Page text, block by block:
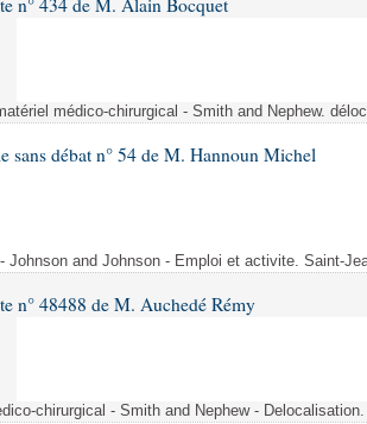
des lois
des lois
sociale
et orales
des débats
n° 434 de M. Alain Bocquet
médico-chirurgical - Smith and Nephew.
sans débat n° 54 de M. Hannoun Michel
Johnson and Johnson - Emploi et activite. Saint-
n° 48488 de M. Auchedé Rémy
chirurgical - Smith and Nephew -